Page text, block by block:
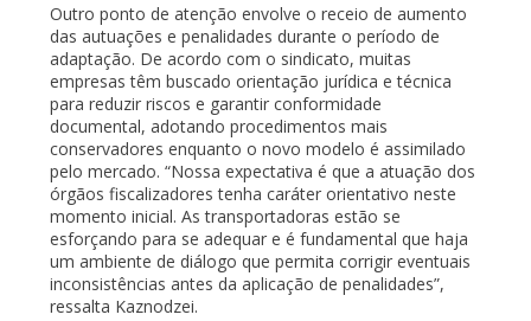
Outro ponto de atenção envolve o receio de aumento
das autuações e penalidades durante o período de
adaptação. De acordo com o sindicato, muitas
empresas têm buscado orientação jurídica e técnica
para reduzir riscos e garantir conformidade
documental, adotando procedimentos mais
conservadores enquanto o novo modelo é assimilado
pelo mercado. “Nossa expectativa é que a atuação dos
órgãos fiscalizadores tenha caráter orientativo neste
momento inicial. As transportadoras estão se
esforçando para se adequar e é fundamental que haja
um ambiente de diálogo que permita corrigir eventuais
inconsistências antes da aplicação de penalidades”,
ressalta Kaznodzei.